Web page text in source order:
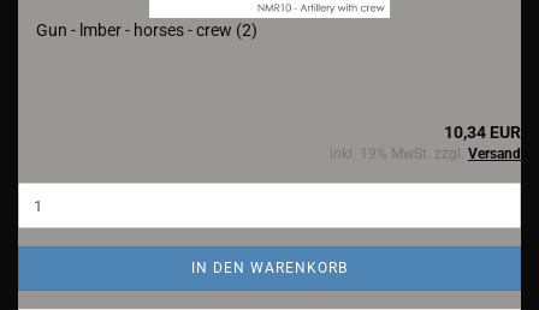
Gun - lmber - horses - crew (2)
10,34 EUR
inkl. 19% MwSt. zzgl. Versand
IN DEN WARENKORB